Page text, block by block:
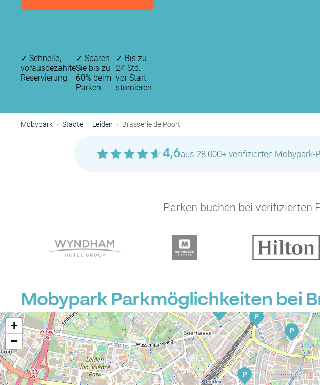
✓ Schnelle,
vorausbezahlte
Reservierung
✓ Sparen
Sie bis zu
60% beim
Parken
✓ Bis zu
24 Std.
vor Start
stornieren
Mobypark Städte Leiden Brasserie de Poort
4,6aus 28.000+ verifizierten Mobypark-
Parken buchen bei verifizierten
Mobypark Parkmöglichkeiten bei
P
P
P
+
−